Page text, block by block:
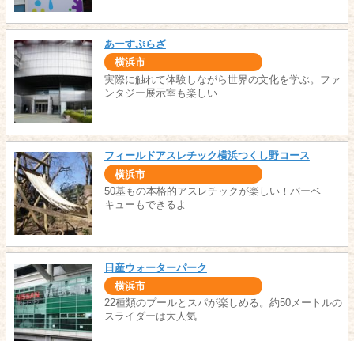
あーすぷらざ
横浜市
実際に触れて体験しながら世界の文化を学ぶ。ファ
ンタジー展示室も楽しい
フィールドアスレチック横浜つくし野コース
横浜市
50基もの本格的アスレチックが楽しい！バーベ
キューもできるよ
日産ウォーターパーク
横浜市
22種類のプールとスパが楽しめる。約50メートルの
スライダーは大人気